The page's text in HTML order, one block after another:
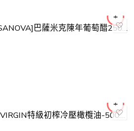
[印印館]卡薩諾瓦[CASANOVA]巴薩米克陳年葡萄醋250ML-12年
[印印館]帝歐-EXTRA VIRGIN特級初榨冷壓橄欖油-500ml(綠標)